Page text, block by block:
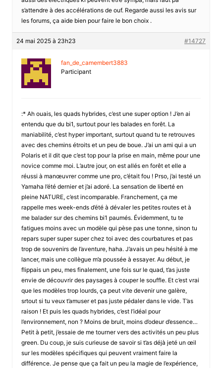
s’attendre à des accélérations de ouf. Regarde aussi les avis sur
les forums, ça aide bien pour faire le bon choix .
24 mai 2025 à 23h23 #14727
fan_de_camembert3883
Participant
:* Ah ouais, les quads hybrides, c’est une super option ! J’en ai
entendu que du bi1, surtout pour les balades en forêt. La
maniabilité, c’est hyper important, surtout quand tu te retrouves
avec des chemins étroits et un peu de boue. J’ai un ami qui a un
Polaris et il dit que c’est top pour la prise en main, même pour une
novice comme moi. L’autre jour, on est allés en forêt et elle a
réussi à manœuvrer comme une pro, c’était fou ! Prso, j’ai testé un
Yamaha l’été dernier et j’ai adoré. La sensation de liberté en
pleine NATURE, c’est incomparable. Franchement, ça me
rappelle mes week-ends d’été à dévaler les petites routes et à
me balader sur des chemins bi1 paumés. Évidemment, tu te
fatigues moins avec un modèle qui pèse pas une tonne, sinon tu
repars super super super chez toi avec des courbatures et pas
trop de souvenirs de l’aventure, haha. J’avais un peu hésité à me
lancer, mais une collègue m’a poussée à essayer. Au début, je
flippais un peu, mes finalement, une fois sur le quad, t’as juste
envie de découvrir des paysages à couper le souffle. Et c’est vrai
que les modèles trop lourds, ça peut vite devenir une galère,
srtout si tu veux t’amuser et pas juste pédaler dans le vide. T’as
raison ! Et puis les quads hybrides, c’est l’idéal pour
l’environnement, non ? Moins de bruit, moins d’odeur d’essence…
Petit à petit, j’essaie de me tourner vers des activités un peu plus
green. Du coup, je suis curieuse de savoir si t’as déjà jeté un œil
sur les modèles spécifiques qui peuvent vraiment faire la
différence. Je pense que ça fait un peu la magie de l’expérience,